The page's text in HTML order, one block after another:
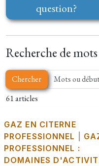
question?
Recherche de
Chercher
61 articles
GAZ EN CITERNE
PROFESSIONNEL
PROFESSIONNEL :
DOMAINES